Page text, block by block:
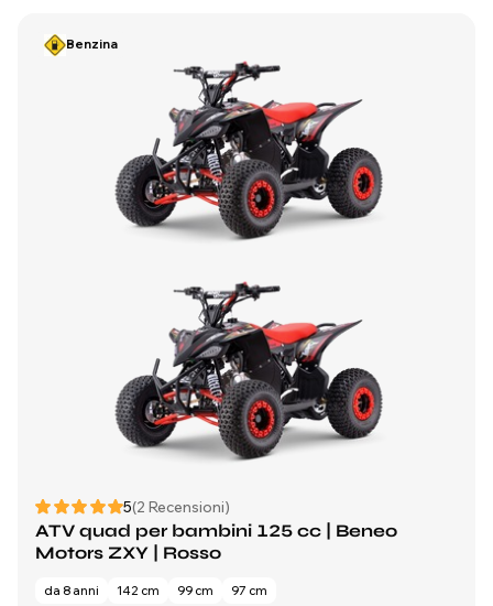
Benzina
5(2 Recensioni)
ATV quad per bambini 125 cc | Beneo
Motors ZXY | Rosso
da 8 anni 142 cm 99 cm 97 cm